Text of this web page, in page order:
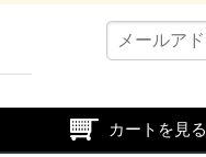
カートを見る